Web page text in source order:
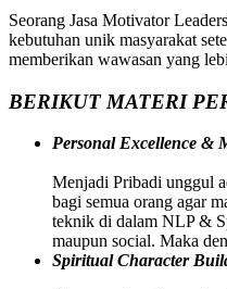
Seorang Jasa Motivator
kebutuhan unik masyarakat
memberikan wawasan yang
BERIKUT MATERI
Personal Excellence &
Menjadi Pribadi unggul
bagi semua orang agar
teknik di dalam NLP &
maupun social. Maka
Spiritual Character